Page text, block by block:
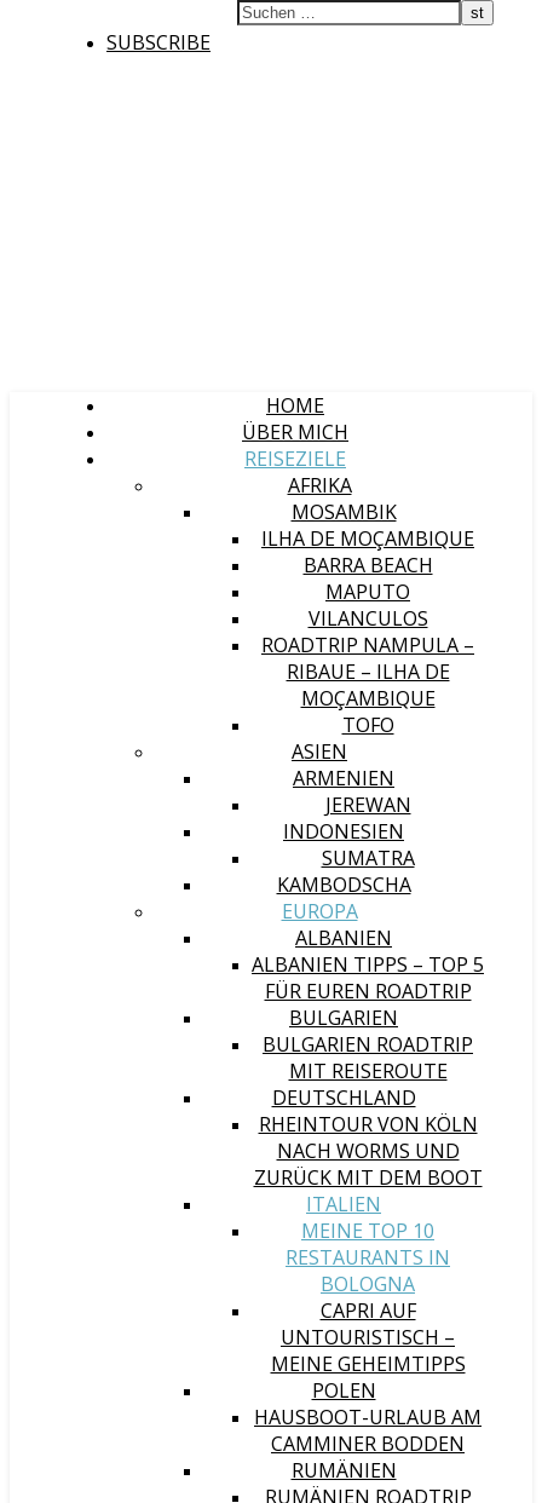
SUBSCRIBE
HOME
ÜBER MICH
REISEZIELE
AFRIKA
MOSAMBIK
ILHA DE MOÇAMBIQUE
BARRA BEACH
MAPUTO
VILANCULOS
ROADTRIP NAMPULA –
RIBAUE – ILHA DE
MOÇAMBIQUE
TOFO
ASIEN
ARMENIEN
JEREWAN
INDONESIEN
SUMATRA
KAMBODSCHA
EUROPA
ALBANIEN
ALBANIEN TIPPS – TOP 5
FÜR EUREN ROADTRIP
BULGARIEN
BULGARIEN ROADTRIP
MIT REISEROUTE
DEUTSCHLAND
RHEINTOUR VON KÖLN
NACH WORMS UND
ZURÜCK MIT DEM BOOT
ITALIEN
MEINE TOP 10
RESTAURANTS IN
BOLOGNA
CAPRI AUF
UNTOURISTISCH –
MEINE GEHEIMTIPPS
POLEN
HAUSBOOT-URLAUB AM
CAMMINER BODDEN
RUMÄNIEN
RUMÄNIEN ROADTRIP